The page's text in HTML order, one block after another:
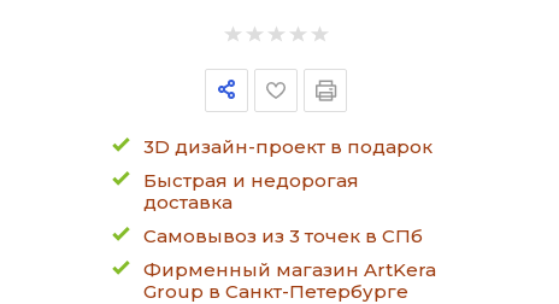
3D дизайн-проект в подарок
Быстрая и недорогая
доставка
Самовывоз из 3 точек в СПб
Фирменный магазин ArtKera
Group в Санкт-Петербурге